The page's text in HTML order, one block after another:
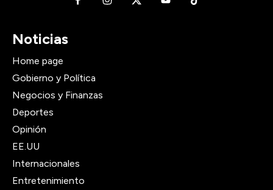
Noticias
Home page
Gobierno y Política
Negocios y Finanzas
Deportes
Opinión
EE.UU
Internacionales
Entretenimiento